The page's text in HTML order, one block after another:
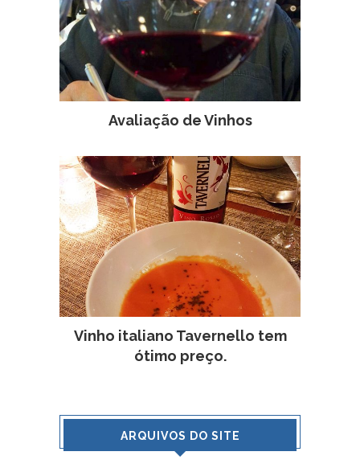
Avaliação de Vinhos
Vinho italiano Tavernello tem
ótimo preço.
ARQUIVOS DO SITE